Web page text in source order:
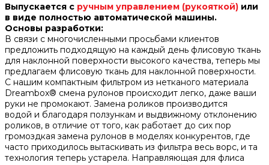
Выпускается с ручным управлением (рукояткой) или
в виде полностью автоматической машины.
Основы разработки:
В связи с многочисленными просьбами клиентов
предложить подходящую на каждый день флисовую ткань
для наклонной поверхности высокого качества, теперь мы
предлагаем флисовую ткань для наклонной поверхности.
С нашим компактным фильтром из нетканого материала
Dreambox® смена рулонов происходит легко, даже ваши
руки не промокают. Замена роликов производится
водой и благодаря ползункам и выдвижному отклонению
роликов, в отличие от того, как работает до сих пор
громоздкая замена рулонов в моделях конкурентов, где
часто приходилось вытаскивать из фильтра весь ворс, и та
технология теперь устарела. Направляющая для флиса